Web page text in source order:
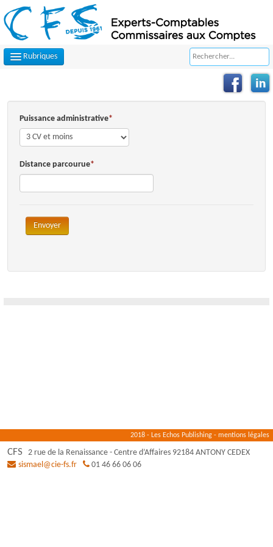
Rubriques
CONTACTEZ-NOUS
PLAN D'ACCÈS
OUTILS PRATIQUES
Puissance administrative
Distance parcourue
Envoyer
2018 - Les Echos Publishing - mentions légales
CFS 2 rue de la Renaissance- Centre d’Affaires 92184 ANTONY CEDEX
sismael@cie-fs.fr
01 46 66 06 06